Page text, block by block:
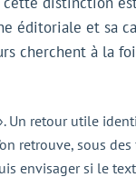
éditoriale et sa
cherchent à la
Un retour utile
retrouve, sous
envisager si le